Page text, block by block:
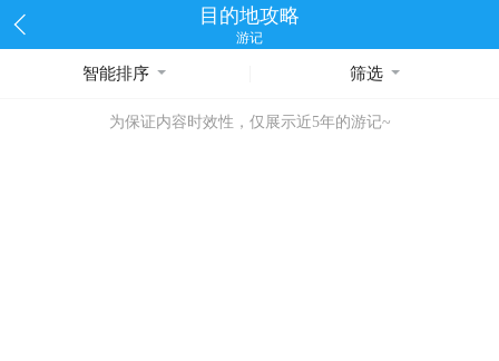
目的地攻略
游记
智能排序 筛选
为保证内容时效性，仅展示近5年的游记~